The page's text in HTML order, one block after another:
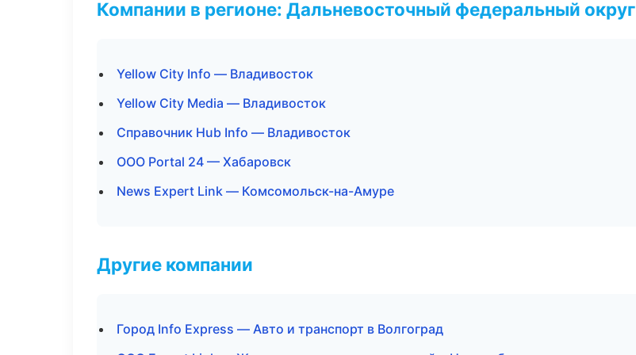
Компании в регионе: Дальневосточный федеральный округ
Yellow City Info — Владивосток
Yellow City Media — Владивосток
Справочник Hub Info — Владивосток
ООО Portal 24 — Хабаровск
News Expert Link — Комсомольск-на-Амуре
Другие компании
Город Info Express — Авто и транспорт в Волгоград